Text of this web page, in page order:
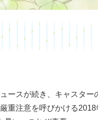
ースが続き、キャスター
重注意を呼びかける2018